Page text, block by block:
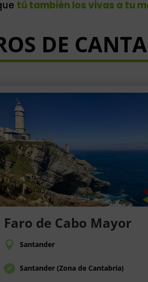
tú también los vivas a tu
DE
Faro de Cabo Mayor
Santander
Santander (Zona de Cantabria)